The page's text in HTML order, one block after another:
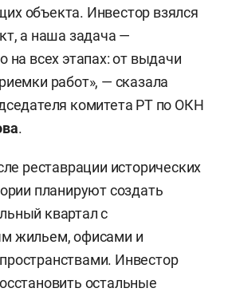
объекта. Инвестор взялся
а наша задача —
на всех этапах: от выдачи
работ», — сказала
комитета РТ по ОКН
.
реставрации исторических
планируют создать
квартал с
жильем, офисами и
Инвестор
остальные